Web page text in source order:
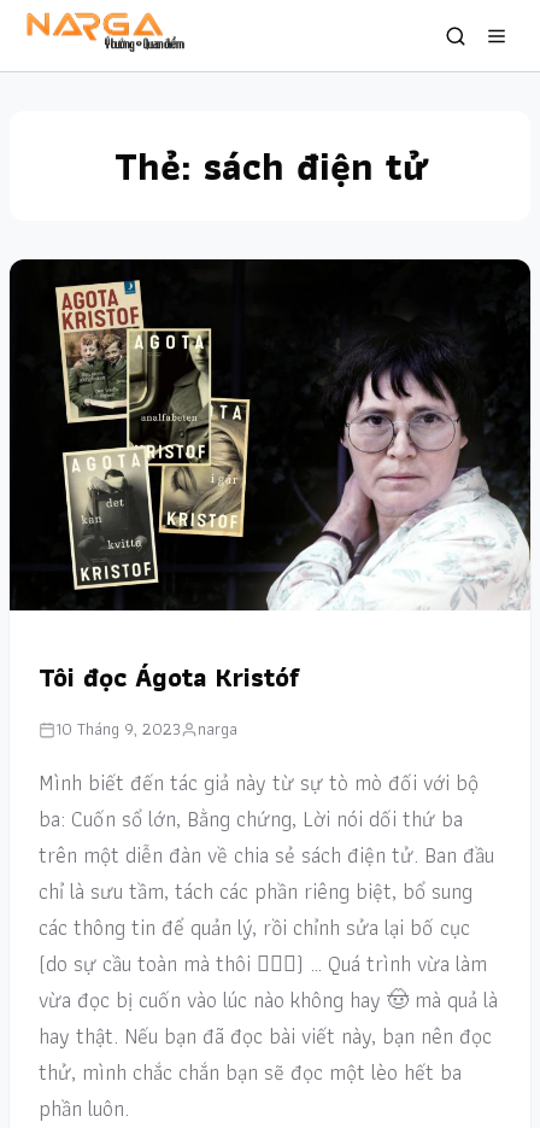
Thẻ: sách điện tử
Tôi đọc Ágota Kristóf
10 Tháng 9, 2023 narga
Mình biết đến tác giả này từ sự tò mò đối với bộ
ba: Cuốn sổ lớn, Bằng chứng, Lời nói dối thứ ba
trên một diễn đàn về chia sẻ sách điện tử. Ban đầu
chỉ là sưu tầm, tách các phần riêng biệt, bổ sung
các thông tin để quản lý, rồi chỉnh sửa lại bố cục
(do sự cầu toàn mà thôi 🤦🏻‍♂️) … Quá trình vừa làm
vừa đọc bị cuốn vào lúc nào không hay 🤠 mà quả là
hay thật. Nếu bạn đã đọc bài viết này, bạn nên đọc
thử, mình chắc chắn bạn sẽ đọc một lèo hết ba
phần luôn.